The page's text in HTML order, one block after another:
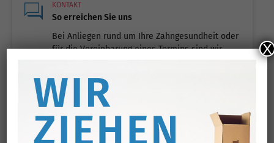
KONTAKT
So erreichen Sie uns
Bei Anliegen rund um Ihre Zahngesundheit oder
für die Vereinbarung eines Termins sind wir
Anrufen
X